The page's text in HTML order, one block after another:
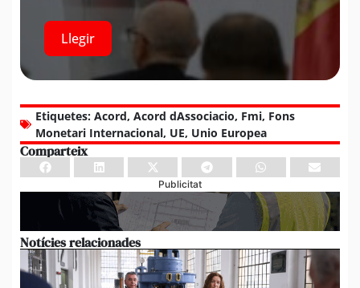
Llegir
Etiquetes: Acord, Acord dAssociacio, Fmi, Fons
Monetari Internacional, UE, Unio Europea
Comparteix
Publicitat
Notícies relacionades